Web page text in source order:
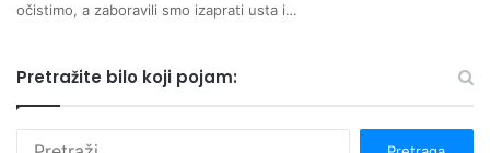
očistimo, a zaboravili smo izaprati usta i…
Pretražite bilo koji pojam: